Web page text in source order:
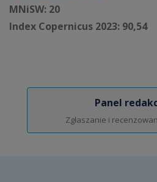
MNiSW: 20
Index Copernicus 2023: 90,54
Panel
Zgłaszanie i